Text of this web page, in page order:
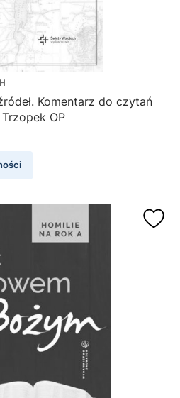
Komentarz do czytań
OP